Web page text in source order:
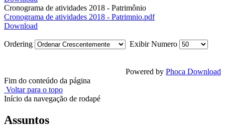
Cronograma de atividades 2018 - Patrimônio
Cronograma de atividades 2018 - Patrimnio.pdf
Download
Ordering Exibir Numero
Powered by Phoca Download
Fim do conteúdo da página
Voltar para o topo
Início da navegação de rodapé
Assuntos